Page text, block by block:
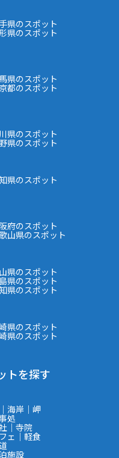
県のスポット
県のスポット
県のスポット
都のスポット
県のスポット
県のスポット
県のスポット
府のスポット
山県のスポット
県のスポット
県のスポット
県のスポット
県のスポット
県のスポット
トを探す
海岸｜岬
処
｜寺院
ェ｜軽食
施設